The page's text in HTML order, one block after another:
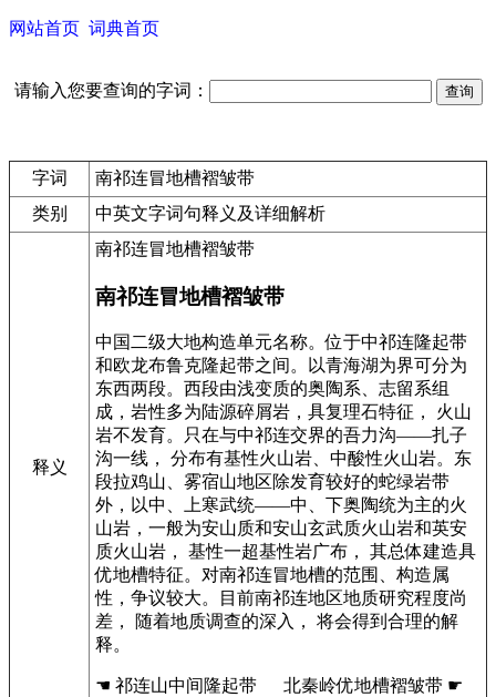
网站首页 词典首页
请输入您要查询的字词：
字词
南祁连冒地槽褶皱带
类别
中英文字词句释义及详细解析
释义
南祁连冒地槽褶皱带
南祁连冒地槽褶皱带
中国二级大地构造单元名称。位于中祁连隆起带
和欧龙布鲁克隆起带之间。以青海湖为界可分为
东西两段。西段由浅变质的奥陶系、志留系组
成，岩性多为陆源碎屑岩，具复理石特征， 火山
岩不发育。只在与中祁连交界的吾力沟——扎子
沟一线， 分布有基性火山岩、中酸性火山岩。东
段拉鸡山、雾宿山地区除发育较好的蛇绿岩带
外，以中、上寒武统——中、下奥陶统为主的火
山岩，一般为安山质和安山玄武质火山岩和英安
质火山岩， 基性一超基性岩广布， 其总体建造具
优地槽特征。对南祁连冒地槽的范围、构造属
性，争议较大。目前南祁连地区地质研究程度尚
差， 随着地质调查的深入， 将会得到合理的解
释。
☚ 祁连山中间隆起带 北秦岭优地槽褶皱带 ☛